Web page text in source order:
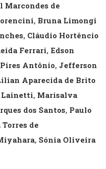
Marcondes de
, Bruna Limongi
, Cláudio Hortêncio
Ferrari, Edson
Antônio, Jefferson
Aparecida de Brito
Lainetti, Marisalva
dos Santos, Paulo
de
, Sónia Oliveira